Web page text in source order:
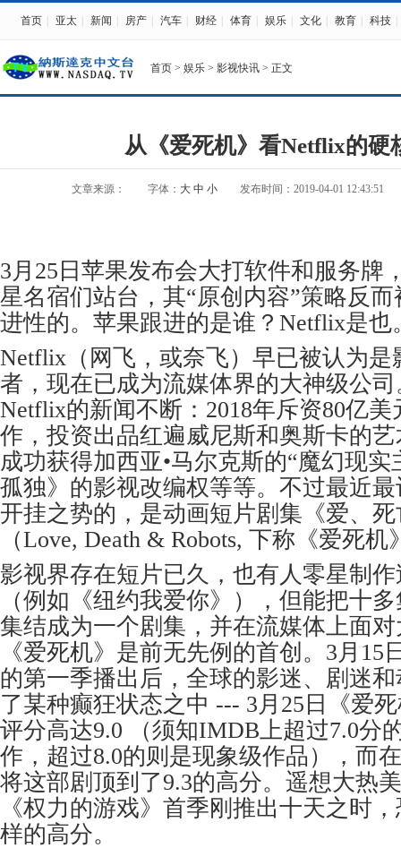
首页 亚太 新闻 房产 汽车 财经 体育 娱乐 文化 教育 科技
首页 > 娱乐 > 影视快讯 > 正文
从《爱死机》看Netflix的硬
文章来源： 字体： 大 中 小 发布时间：2019-04-01 12:43:51
3月25日苹果发布会大打软件和服务牌
星名宿们站台，其“原创内容”策略反
进性的。苹果跟进的是谁？Netflix是也
Netflix（网飞，或奈飞）早已被认为是
者，现在已成为流媒体界的大神级公
Netflix的新闻不断：2018年斥资80亿
作，投资出品红遍威尼斯和奥斯卡的
成功获得加西亚•马尔克斯的“魔幻现实
孤独》的影视改编权等等。不过最近
开挂之势的，是动画短片剧集《爱、
（Love, Death & Robots, 下称《爱死
影视界存在短片已久，也有人零星制
（例如《纽约我爱你》），但能把十
集结成为一个剧集，并在流媒体上面
《爱死机》是前无先例的首创。3月15
的第一季播出后，全球的影迷、剧迷
了某种癫狂状态之中 --- 3月25日《爱
评分高达9.0 （须知IMDB上超过7.0分
作，超过8.0的则是现象级作品），而
将这部剧顶到了9.3的高分。遥想大热
《权力的游戏》首季刚推出十天之时
样的高分。